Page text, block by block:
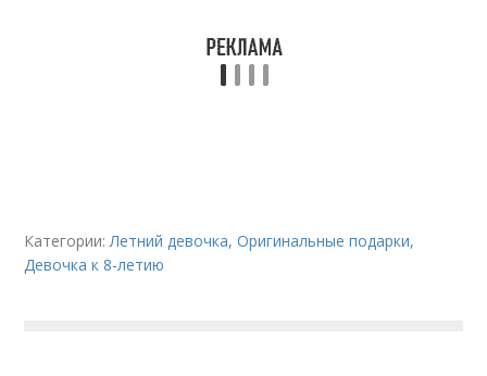
Категории:Летний девочка,Оригинальные подарки,
Девочка к 8-летию